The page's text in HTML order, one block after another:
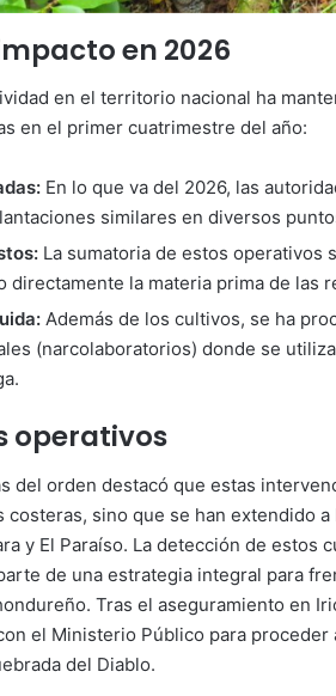
en 2026
en el territorio nacional ha
en el primer cuatrimestre del año:
En lo que va del 2026, las
similares en diversos
La sumatoria de estos operativos
directamente la materia prima de las
Además de los cultivos, se ha
(narcolaboratorios) donde se
operativos
del orden destacó que estas
costeras, sino que se han extendido
y El Paraíso. La detección de estos
de una estrategia integral para
Tras el aseguramiento en
el Ministerio Público para proceder
del Diablo.